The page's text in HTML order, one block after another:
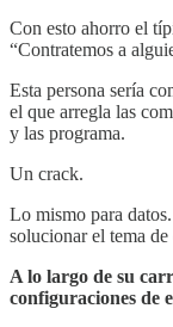
Con esto ahorro el
“Contratemos a
Esta persona sería
el que arregla las
y las programa.
Un crack.
Lo mismo para
solucionar el tema
A lo largo de su
configuraciones de